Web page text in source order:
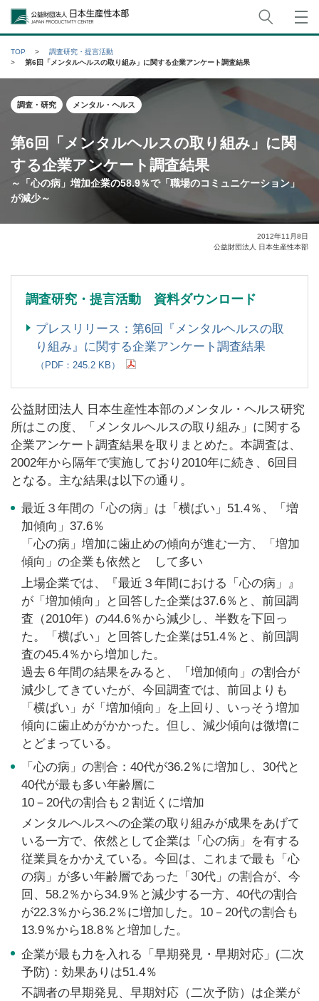
公益財団法人日本生産性本部
TOP
調査研究・提言活動
第6回「メンタルヘルスの取り組み」に関する企業アンケート調査結果
調査・研究 メンタル・ヘルス
第6回「メンタルヘルスの取り組み」に関
する企業アンケート調査結果
～「心の病」増加企業の58.9％で「職場のコミュニケーション」
が減少～
2012年11月8日
公益財団法人 日本生産性本部
調査研究・提言活動 資料ダウンロード
プレスリリース：第6回『メンタルヘルスの取
り組み』に関する企業アンケート調査結果
（PDF：245.2 KB）
公益財団法人 日本生産性本部のメンタル・ヘルス研究
所はこの度、「メンタルヘルスの取り組み」に関する
企業アンケート調査結果を取りまとめた。本調査は、
2002年から隔年で実施しており2010年に続き、6回目
となる。主な結果は以下の通り。
最近３年間の「心の病」は「横ばい」51.4％、「増
加傾向」37.6％
「心の病」増加に歯止めの傾向が進む一方、「増加
傾向」の企業も依然と して多い
上場企業では、『最近３年間における「心の病」』
が「増加傾向」と回答した企業は37.6％と、前回調
査（2010年）の44.6％から減少し、半数を下回っ
た。「横ばい」と回答した企業は51.4％と、前回調
査の45.4％から増加した。
過去６年間の結果をみると、「増加傾向」の割合が
減少してきていたが、今回調査では、前回よりも
「横ばい」が「増加傾向」を上回り、いっそう増加
傾向に歯止めがかかった。但し、減少傾向は微増に
とどまっている。
「心の病」の割合：40代が36.2％に増加し、30代と
40代が最も多い年齢層に
10－20代の割合も２割近くに増加
メンタルヘルスへの企業の取り組みが成果をあげて
いる一方で、依然として企業は「心の病」を有する
従業員をかかえている。今回は、これまで最も「心
の病」が多い年齢層であった「30代」の割合が、今
回、58.2％から34.9％と減少する一方、40代の割合
が22.3％から36.2％に増加した。10－20代の割合も
13.9％から18.8％と増加した。
企業が最も力を入れる「早期発見・早期対応」(二次
予防)：効果ありは51.4％
不調者の早期発見、早期対応（二次予防）は企業が